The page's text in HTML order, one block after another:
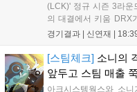
(LCK)' 정규 시즌 3라
의 대결에서 키움 DRX
부터 앞서나갔고, 별다
의 출발이 매우 좋...
경기결과 | 신연재
[스팀체크] 소니의
앞두고 스팀 매출
아크시스템웍스와 소